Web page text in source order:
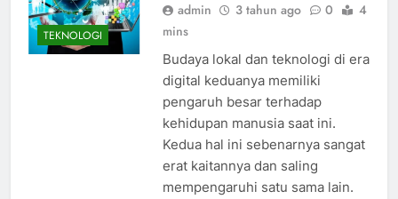
TEKNOLOGI
admin 3 tahun ago 0
4
mins
Budaya lokal dan teknologi di era
digital keduanya memiliki
pengaruh besar terhadap
kehidupan manusia saat ini.
Kedua hal ini sebenarnya sangat
erat kaitannya dan saling
mempengaruhi satu sama lain.